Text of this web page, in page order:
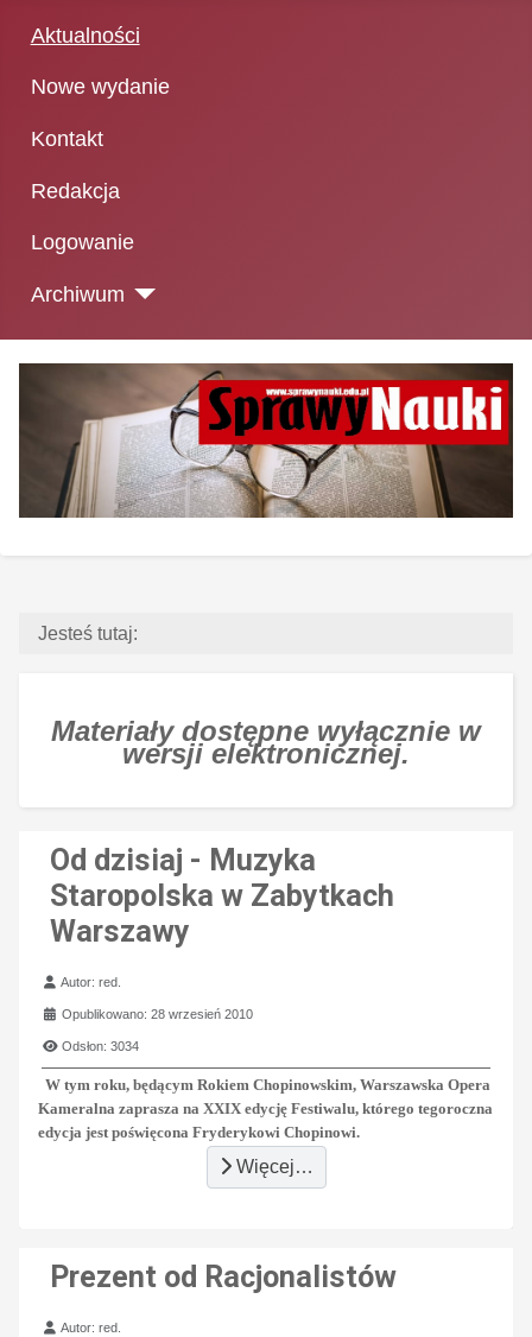
Aktualności
Nowe wydanie
Kontakt
Redakcja
Logowanie
Archiwum
Jesteś tutaj:
Materiały dostępne wyłącznie w
wersji elektronicznej.
Od dzisiaj - Muzyka
Staropolska w Zabytkach
Warszawy
Szczegóły
Autor:red.
Opublikowano: 28 wrzesień 2010
Odsłon: 3034
W tym roku, będącym Rokiem Chopinowskim, Warszawska Opera
Kameralna zaprasza na XXIX edycję Festiwalu, którego tegoroczna
edycja jest poświęcona Fryderykowi Chopinowi.
Więcej…
Prezent od Racjonalistów
Szczegóły
Autor:red.